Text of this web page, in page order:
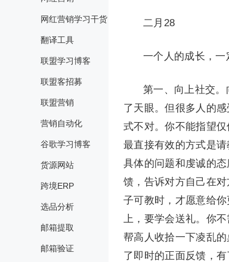
网红营销学习干货
翻译工具
联盟学习博客
联盟客招募
联盟营销
营销自动化
谷歌学习博客
货源网站
跨境ERP
选品分析
邮箱提取
邮箱验证
二月28
一个人的成长，一
第一、向上社交
了天眼。但很多人的
式不对。你不能指望仅
最直接有效的方式是
具体的问题和虔诚的
馈，告诉对方自己在
子可教时，才愿意给
上，要学会送礼。你
帮高人收拾一下凌乱
了即时的正面反馈，